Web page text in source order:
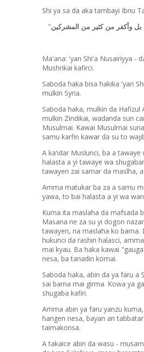
Shi ya sa da aka tambayi Ibnu
"بل وأكفر من كثير من المشركين
Ma'ana: 'yan Shi'a Nusairiyya -
Mushrikai kafirci.
Saboda haka bisa hakika 'yan
mulkin Syria.
Saboda haka, mulkin da Hafizul
mulkin Zindikai, wadanda sun
Musulmai. Kawai Musulmai
samu karfin kawar da su to
A ka'idar Muslunci, ba a
halasta a yi tawaye wa
tawayen zai samar da maslha,
Amma matukar ba za a samu
yawa, to bai halasta a yi wa
Kuma ita maslaha da mafsada
Masana ne za su yi dogon
tawayen, na maslaha ko barna.
hukunci da rashin halasci,
mai kyau. Ba haka kawai
nesa, ba tanadin komai.
Saboda haka, abin da ya faru a
sai barna mai girma. Kowa ya
shugaba kafiri.
Amma abin ya faru yanzu
hangen nesa, bayan an
taimakonsa.
A takaice abin da wasu -